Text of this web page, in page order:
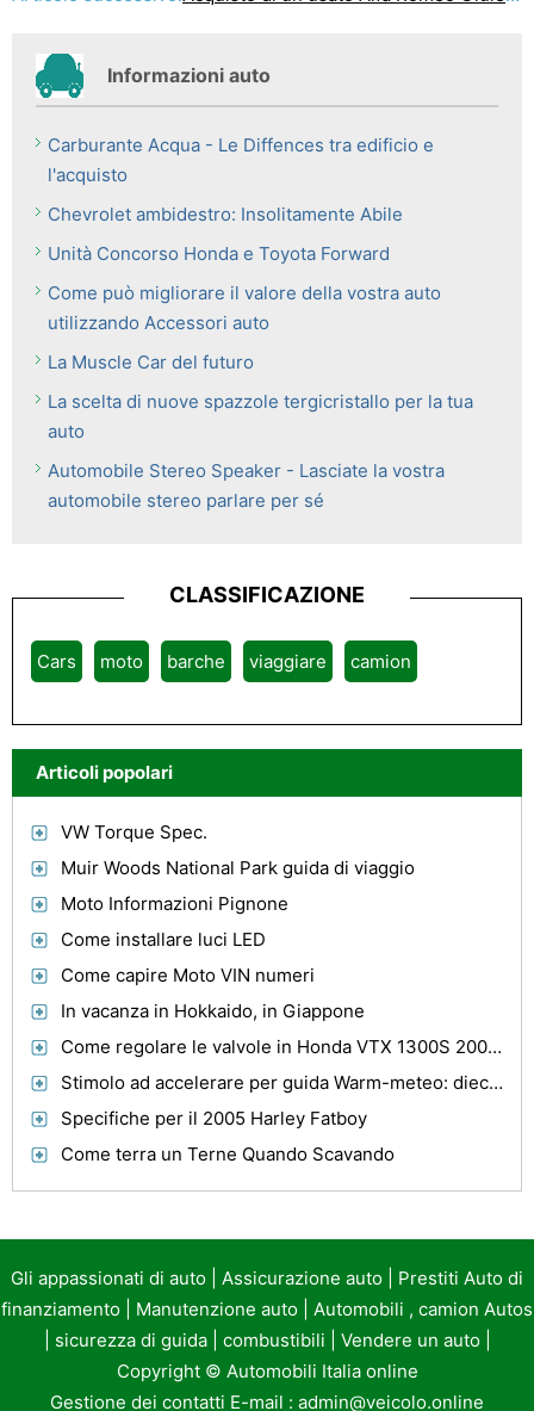
Informazioni auto
Carburante Acqua - Le Diffences tra edificio e
l'acquisto
Chevrolet ambidestro: Insolitamente Abile
Unità Concorso Honda e Toyota Forward
Come può migliorare il valore della vostra auto
utilizzando Accessori auto
La Muscle Car del futuro
La scelta di nuove spazzole tergicristallo per la tua
auto
Automobile Stereo Speaker - Lasciate la vostra
automobile stereo parlare per sé
CLASSIFICAZIONE
Cars moto barche viaggiare camion
Articoli popolari
VW Torque Spec.
Muir Woods National Park guida di viaggio
Moto Informazioni Pignone
Come installare luci LED
Come capire Moto VIN numeri
In vacanza in Hokkaido, in Giappone
Come regolare le valvole in Honda VTX 1300S 2004 Motorcycle
Stimolo ad accelerare per guida Warm-meteo: dieci consigli
Specifiche per il 2005 Harley Fatboy
Come terra un Terne Quando Scavando
Gli appassionati di auto Assicurazione auto
Prestiti Auto di
finanziamento
Manutenzione auto
Automobili , camion Autos
sicurezza di guida| combustibili Vendere un auto|
Copyright © Automobili Italia online
Gestione dei contatti E-mail : admin@veicolo.online